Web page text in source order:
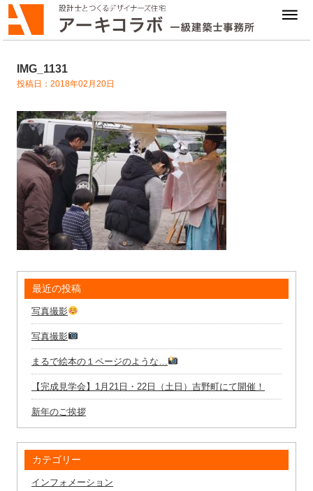
IMG_1131
投稿日：2018年02月20日
最近の投稿
写真撮影
写真撮影
まるで絵本の１ページのような…
【完成見学会】1月21日・22日（土日）吉野町にて開催！
新年のご挨拶
カテゴリー
インフォメーション